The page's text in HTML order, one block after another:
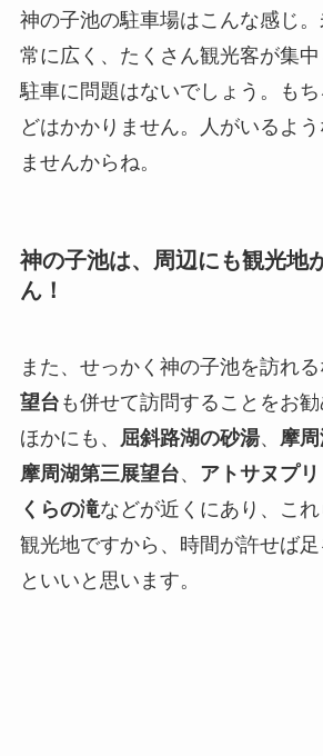
神の子池の駐車場はこんな感じ
常に広く、たくさん観光客が集中
駐車に問題はないでしょう。も
どはかかりません。人がいるよ
ませんからね。
神の子池は、周辺にも観光地
ん！
また、せっかく神の子池を訪れる
望台 も併せて訪問することをお
ほかにも、 屈斜路湖の砂湯、 摩
摩周湖第三展望台、 アトサヌプリ
くらの滝などが近くにあり、こ
観光地ですから、時間が許せば
といいと思います。